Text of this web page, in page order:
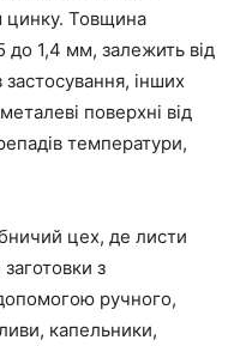
цинку. Товщина
до 1,4 мм, залежить від
інших
поверхні від
температури,
цех, де листи
з
ручного,
капельники,